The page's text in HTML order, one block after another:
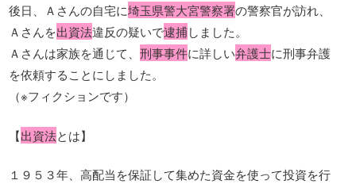
後日、Ａさんの自宅に埼玉県警大宮警察署の警察官が訪れ、
Ａさんを出資法違反の疑いで逮捕しました。
Ａさんは家族を通じて、刑事事件に詳しい弁護士に刑事弁護
を依頼することにしました。
（※フィクションです）
【出資法とは】
１９５３年、高配当を保証して集めた資金を使って投資を行